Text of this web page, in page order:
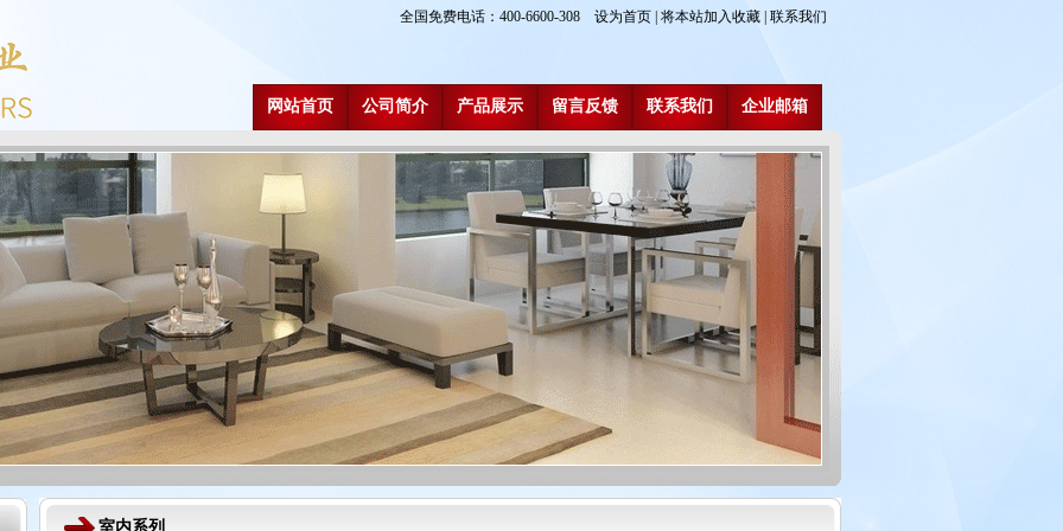
全国免费电话：400-6600-308 设为首页 将本站加入收藏 联系我们
网站首页 公司简介 产品展示 留言反馈 联系我们 企业邮箱
室内系列